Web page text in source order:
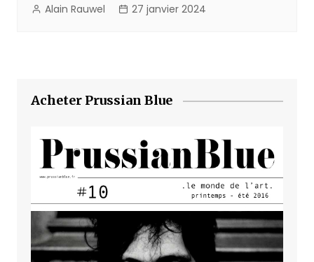
Alain Rauwel 27 janvier 2024
Acheter Prussian Blue